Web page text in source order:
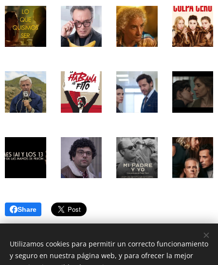
Share
Utilizamos cookies para permitir un correcto funcionamiento
y seguro en nuestra página web, y para ofrecer la mejor